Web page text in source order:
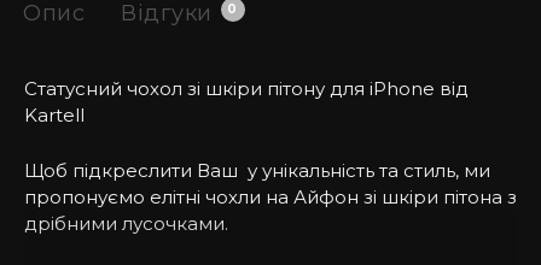
Опис Відгуки 0
Статусний чохол зі шкіри пітону для iPhone від
Kartell
Щоб підкреслити Ваш у унікальність та стиль, ми
пропонуємо елітні чохли на Айфон зі шкіри пітона з
дрібними лусочками.